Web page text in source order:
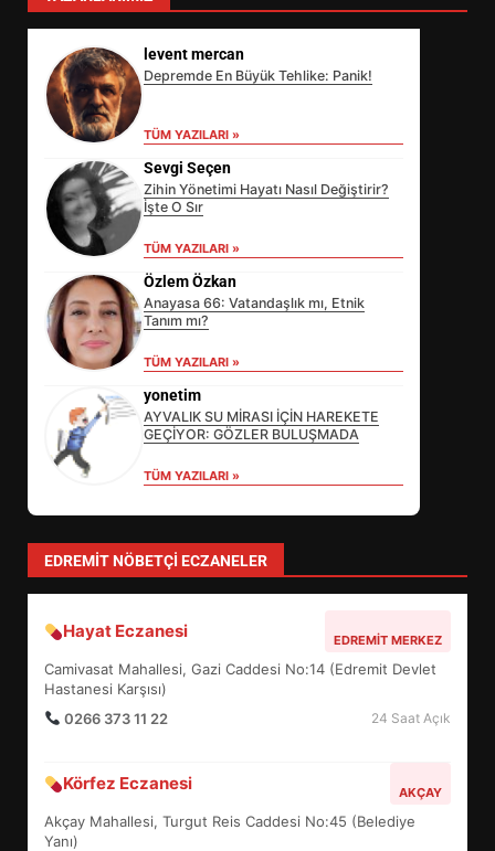
levent mercan
Depremde En Büyük Tehlike: Panik!
TÜM YAZILARI »
Sevgi Seçen
Zihin Yönetimi Hayatı Nasıl Değiştirir?
İşte O Sır
TÜM YAZILARI »
Özlem Özkan
Anayasa 66: Vatandaşlık mı, Etnik
Tanım mı?
TÜM YAZILARI »
yonetim
AYVALIK SU MİRASI İÇİN HAREKETE
GEÇİYOR: GÖZLER BULUŞMADA
TÜM YAZILARI »
EDREMIT NÖBETÇI ECZANELER
Hayat Eczanesi EDREMIT MERKEZ
Camivasat Mahallesi, Gazi Caddesi No:14 (Edremit Devlet
Hastanesi Karşısı)
0266 373 11 22
24 Saat Açık
Körfez Eczanesi AKÇAY
Akçay Mahallesi, Turgut Reis Caddesi No:45 (Belediye
Yanı)
SÜRDÜRÜLEBİLİRLİKTE NE
DEĞİŞECEK?
4
5
BALIKESİR MÜZELERİNDE SÜRE
UZATILDI: NE DEĞİŞTİ?
6
TURNUVASI KAYITLARI NEYİ